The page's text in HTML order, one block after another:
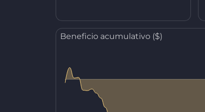
Beneficio acumulativo ($)